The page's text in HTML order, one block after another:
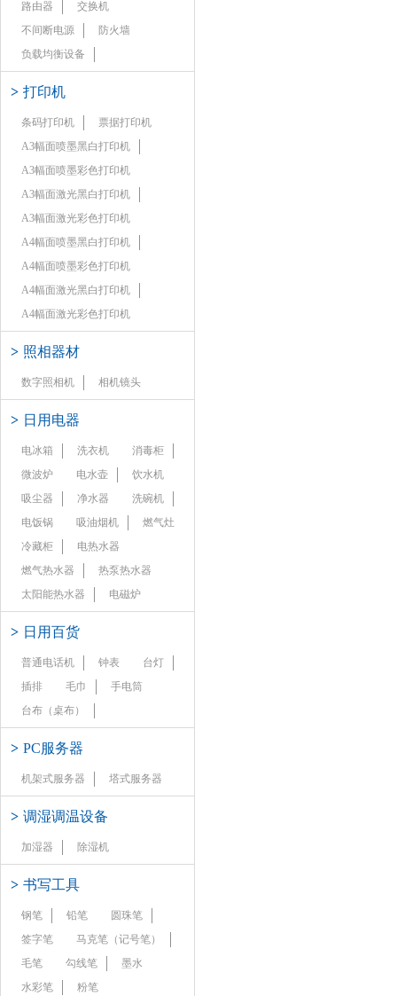
路由器
交换机
不间断电源
防火墙
负载均衡设备
> 打印机
条码打印机
票据打印机
A3幅面喷墨黑白打印机
A3幅面喷墨彩色打印机
A3幅面激光黑白打印机
A3幅面激光彩色打印机
A4幅面喷墨黑白打印机
A4幅面喷墨彩色打印机
A4幅面激光黑白打印机
A4幅面激光彩色打印机
> 照相器材
数字照相机 相机镜头
> 日用电器
电冰箱 洗衣机
消毒柜
微波炉
电水壶
饮水机
吸尘器
净水器
洗碗机
电饭锅
吸油烟机
燃气灶
冷藏柜
电热水器
燃气热水器
热泵热水器
太阳能热水器
电磁炉
> 日用百货
普通电话机 钟表
台灯
插排
毛巾
手电筒
台布（桌布）
> PC服务器
机架式服务器 塔式服务器
> 调湿调温设备
加湿器 除湿机
> 书写工具
钢笔 铅笔
圆珠笔
签字笔
马克笔（记号笔）
毛笔
勾线笔
墨水
水彩笔
粉笔